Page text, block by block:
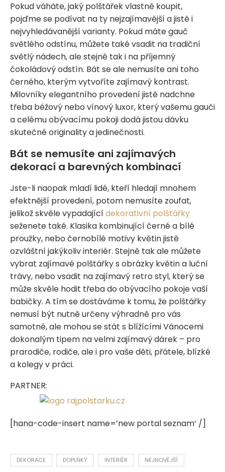
Pokud váháte, jaký polštářek vlastně koupit,
pojďme se podívat na ty nejzajímavější a jistě i
nejvyhledávanější varianty. Pokud máte gauč
světlého odstínu, můžete také vsadit na tradiční
světlý nádech, ale stejně tak i na příjemný
čokoládový odstín. Bát se ale nemusíte ani toho
černého, kterým vytvoříte zajímavý kontrast.
Milovníky elegantního provedení jistě nadchne
třeba béžový nebo vínový luxor, který vašemu gauči
a celému obývacímu pokoji dodá jistou dávku
skutečné originality a jedinečnosti.
Bát se nemusíte ani zajímavých
dekorací a barevných kombinací
Jste-li naopak mladí lidé, kteří hledají mnohem
efektnější provedení, potom nemusíte zoufat,
jelikož skvěle vypadajícídekorativní polštářky
seženete také. Klasika kombinující černé a bílé
proužky, nebo černobílé motivy květin jistě
ozvláštní jakýkoliv interiér. Stejně tak ale můžete
vybrat zajímavé polštářky s obrázky květin a luční
trávy, nebo vsadit na zajímavý retro styl, který se
může skvěle hodit třeba do obývacího pokoje vaší
babičky. A tím se dostáváme k tomu, že polštářky
nemusí být nutně určeny výhradně pro vás
samotné, ale mohou se stát s blížícími Vánocemi
dokonalým tipem na velmi zajímavý dárek – pro
prarodiče, rodiče, ale i pro vaše děti, přátele, blízké
a kolegy v práci.
PARTNER:
[hana-code-insert name=’new portal seznam‘ /]
DEKORACE DOPLŇKY INTERIÉR NEJNOVĚJŠÍ